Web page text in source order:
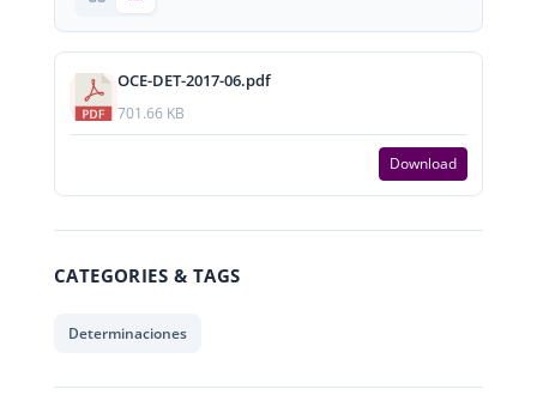
OCE-DET-2017-06.pdf
701.66 KB
Download
CATEGORIES & TAGS
Determinaciones